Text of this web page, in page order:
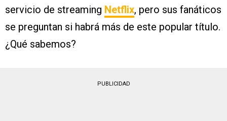
servicio de streaming Netflix, pero sus fanáticos
se preguntan si habrá más de este popular título.
¿Qué sabemos?
PUBLICIDAD